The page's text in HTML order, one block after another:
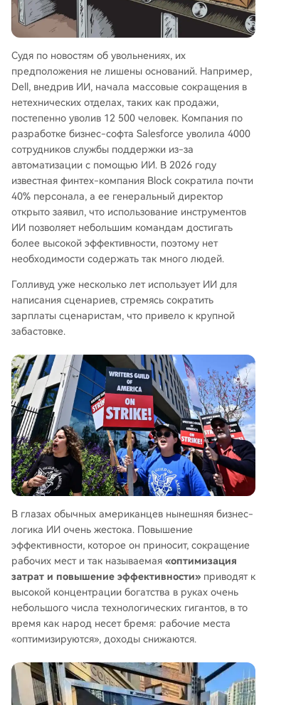
Судя по новостям об увольнениях, их
предположения не лишены оснований. Например,
Dell, внедрив ИИ, начала массовые сокращения в
нетехнических отделах, таких как продажи,
постепенно уволив 12 500 человек. Компания по
разработке бизнес-софта Salesforce уволила 4000
сотрудников службы поддержки из-за
автоматизации с помощью ИИ. В 2026 году
известная финтех-компания Block сократила почти
40% персонала, а ее генеральный директор
открыто заявил, что использование инструментов
ИИ позволяет небольшим командам достигать
более высокой эффективности, поэтому нет
необходимости содержать так много людей.
Голливуд уже несколько лет использует ИИ для
написания сценариев, стремясь сократить
зарплаты сценаристам, что привело к крупной
забастовке.
В глазах обычных американцев нынешняя бизнес-
логика ИИ очень жестока. Повышение
эффективности, которое он приносит, сокращение
рабочих мест и так называемая «оптимизация
затрат и повышение эффективности» приводят к
высокой концентрации богатства в руках очень
небольшого числа технологических гигантов, в то
время как народ несет бремя: рабочие места
«оптимизируются», доходы снижаются.